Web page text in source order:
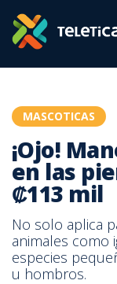
MASCOTICAS
¡Ojo!
en las
₡113 mil
No solo aplica
animales como
especies
u hombros.